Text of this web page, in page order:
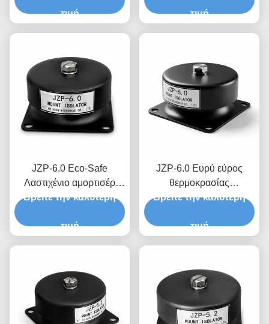
υστέρων αποσβεστήρα
τιμή
Βελτιστοποιημένη
τιμή
JZP-6.0 Eco-Safe
Λαστιχένιο αμορτισέρ
χωρίς τρίξιμο
αποσβεστήρα για
Βρείτε την καλύτερη
τιμή
JZP-6.0 Ευρύ εύρος
θερμοκρασίας
Απορροφητήρα
καουτσούκ για
ακριβείας
Βρείτε την καλύτερη
τιμή